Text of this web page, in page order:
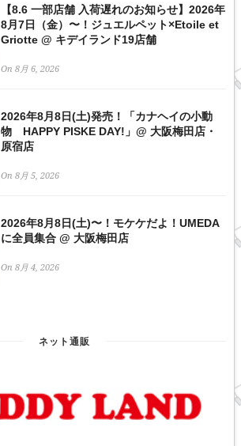
【8.6 一部店舗 入荷遅れのお知らせ】2026年
8月7日（金）〜！ジュエルペット×Etoile et
Griotte @ キデイランド19店舗
On 8月 6, 2026
2026年8月8日(土)発売！「カナヘイの小動
物 HAPPY PISKE DAY!」@ 大阪梅田店・
原宿店
On 8月 5, 2026
2026年8月8日(土)〜！モケケだよ！UMEDA
に全員集合 @ 大阪梅田店
On 8月 4, 2026
ネット通販